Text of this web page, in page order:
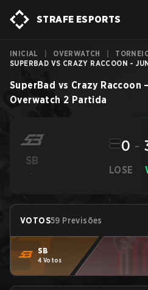
STRAFE ESPORTS
INICIAL OVERWATCH
SUPERBAD VS CRAZY RACCOON -
SuperBad vs Crazy Raccoon –
Overwatch 2 Partida
SB
- LOSE
0 -
VOTOS59 Previsões
SB
4 Votos